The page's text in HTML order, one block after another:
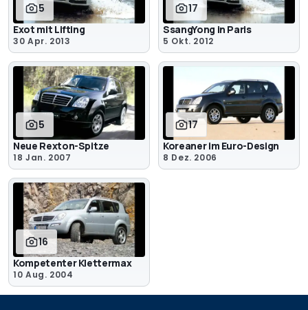
5
Exot mit Lifting
30 Apr. 2013
17
SsangYong in Paris
5 Okt. 2012
5
Neue Rexton-Spitze
18 Jan. 2007
17
Koreaner im Euro-Design
8 Dez. 2006
16
Kompetenter Klettermax
10 Aug. 2004